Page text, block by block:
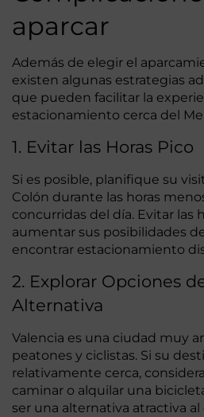
aparcar
Además de elegir el
existen algunas estrategias
que pueden facilitar la
estacionamiento cerca del
1. Evitar las Horas Pico
Si es posible, planifique su
Colón durante las horas
concurridas del día. Evitar las
aumentar sus posibilidades
encontrar estacionamiento
2. Explorar Opciones
Alternativa
Valencia es una ciudad muy
peatones y ciclistas. Si su
relativamente cerca,
caminar o alquilar una
ser una alternativa atractiva